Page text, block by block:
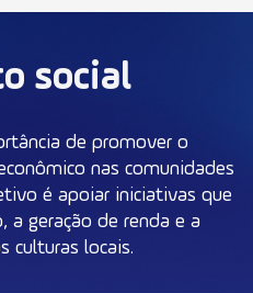
social
de promover o
nas comunidades
é apoiar iniciativas que
a geração de renda e a
culturas locais.